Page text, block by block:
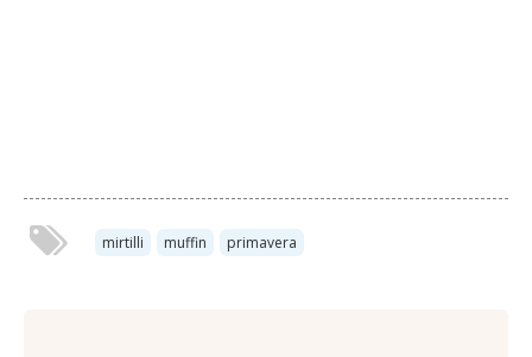
mirtilli muffin primavera